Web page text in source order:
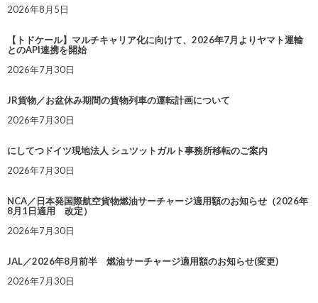
2026年8月5日
【トドケール】マルチキャリア化に向けて、2026年7月よりヤマト運輸
とのAPI連携を開始
2026年7月30日
JR貨物／お盆休み期間の貨物列車の運転計画について
2026年7月30日
にしてつドイツ現地法人 シュツットガルト事務所移転のご案内
2026年7月30日
NCA／日本発国際航空貨物燃油サーチャージ適用額のお知らせ（2026年
8月1日適用 改定）
2026年7月30日
JAL／2026年8月前半 燃油サーチャージ適用額のお知らせ(変更)
2026年7月30日